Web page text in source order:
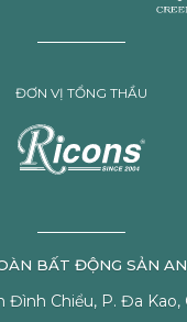
ĐƠN VỊ TỔNG THẦU
BẤT ĐỘNG SẢN
Đình Chiểu, P. Đa Kao,